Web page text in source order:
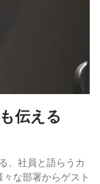
伝える
、社員と語らうカ
な部署からゲスト